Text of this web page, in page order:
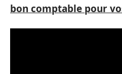
bon comptable pour